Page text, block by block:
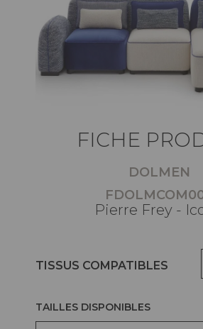
FICHE
DOLMEN
Pierre Frey -
TISSUS COMPATIBLES
TAILLES DISPONIBLES